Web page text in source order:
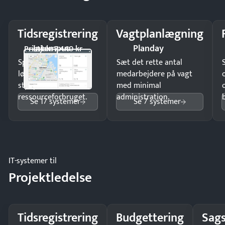
Tidsregistrering
Intempus
Pristjek: 7.440 kr
Spar tid på
lønberegning og få
styr på
ressourceforbruget.
Se 17 systemer
Vagtplanlægning
Planday
Sæt det rette antal
medarbejdere på vagt
med minimal
administration.
Se 7 systemer
IT-systemer til
Projektledelse
Tidsregistrering Budgettering